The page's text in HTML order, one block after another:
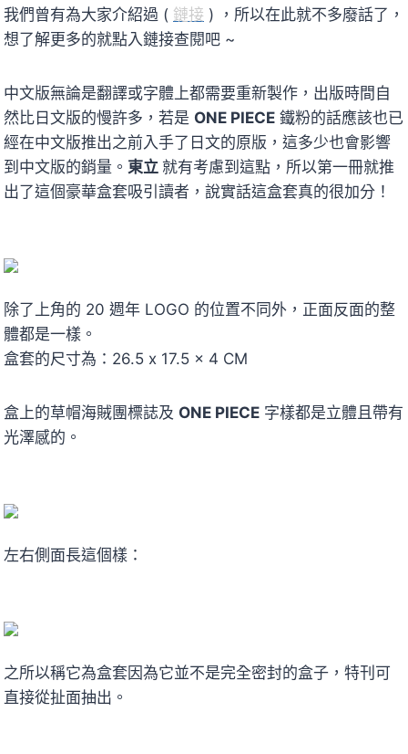
我們曾有為大家介紹過 ( 鏈接 ) ，所以在此就不多廢話了，
想了解更多的就點入鏈接查閱吧 ~
中文版無論是翻譯或字體上都需要重新製作，出版時間自
然比日文版的慢許多，若是 ONE PIECE 鐵粉的話應該也已
經在中文版推出之前入手了日文的原版，這多少也會影響
到中文版的銷量。 東立 就有考慮到這點，所以第一冊就推
出了這個豪華盒套吸引讀者，說實話這盒套真的很加分！
除了上角的 20 週年 LOGO 的位置不同外，正面反面的整
體都是一樣。
盒套的尺寸為：26.5 x 17.5 x 4 CM
盒上的草帽海賊團標誌及 ONE PIECE 字樣都是立體且帶有
光澤感的。
左右側面長這個樣：
之所以稱它為盒套因為它並不是完全密封的盒子，特刊可
直接從扯面抽出。